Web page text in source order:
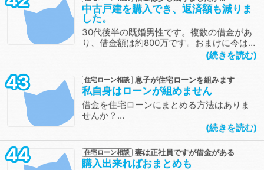
中古戸建を購入でき、返済額も減りま
した。
30代後半の既婚男性です。複数の借金があ
り、借金額は約800万です。おまけに今は…
続きを読む
43 住宅ローン相談 息子が住宅ローンを組みます
私自身はローンが組めません
借金を住宅ローンにまとめる方法はありま
せんか？…
続きを読む
44 住宅ローン相談 妻は正社員ですが借金がある
購入出来ればおまとめも